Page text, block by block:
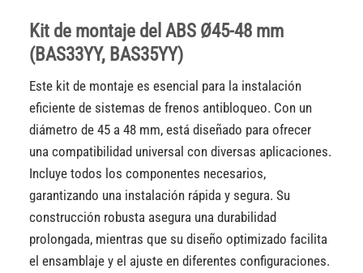
Kit de montaje del ABS Ø45-48 mm
(BAS33YY, BAS35YY)
Este kit de montaje es esencial para la instalación
eficiente de sistemas de frenos antibloqueo. Con un
diámetro de 45 a 48 mm, está diseñado para ofrecer
una compatibilidad universal con diversas aplicaciones.
Incluye todos los componentes necesarios,
garantizando una instalación rápida y segura. Su
construcción robusta asegura una durabilidad
prolongada, mientras que su diseño optimizado facilita
el ensamblaje y el ajuste en diferentes configuraciones.